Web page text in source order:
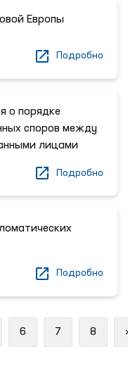
Европы
Подробно
о порядке
споров между
лицами
Подробно
Подробно
6 7 8